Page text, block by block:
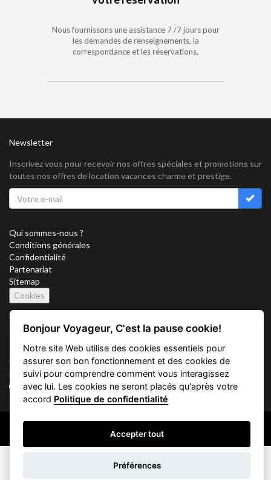
Nous fournissons une assistance 7 /7 jours pour
les demandes de renseignements, la
correspondance et les réservations.
Newsletter
Inscrivez vous pour recevoir nos offres spéciales et promotions sur
toutes nos offres de location vacances charme et prestige.
Qui sommes-nous ?
Conditions générales
Confidentialité
Partenariat
Sitemap
Cookies
Suivez nous sur
Vacation Key Corp. 2905 Point East Drive #L-215. Aventura.
FLORIDA 33160.
info@vacationkey.com
Copyright © 2026 Vacation Key Corp.
Bonjour Voyageur, C'est la pause cookie!
Notre site Web utilise des cookies essentiels pour
assurer son bon fonctionnement et des cookies de
suivi pour comprendre comment vous interagissez
avec lui. Les cookies ne seront placés qu'après votre
accord Politique de confidentialité
Accepter tout
Préférences